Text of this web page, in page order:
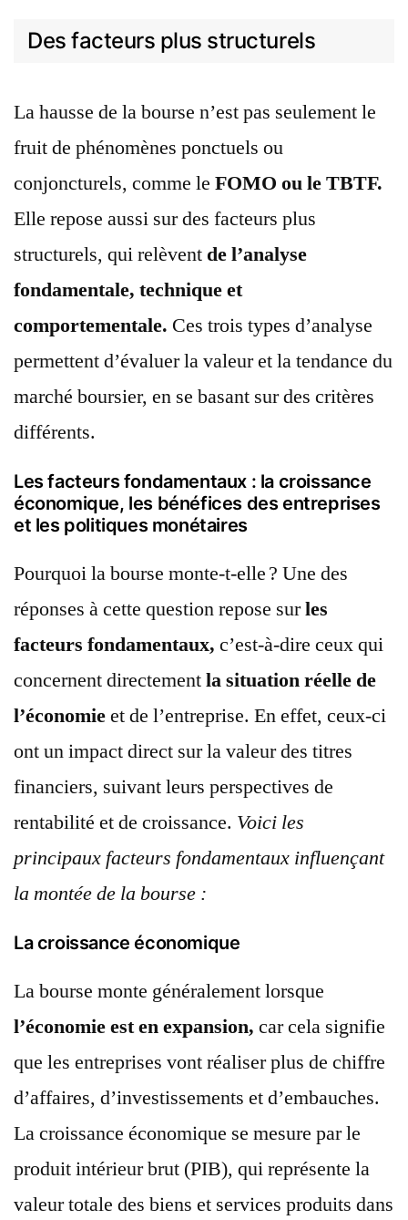
Des facteurs plus structurels
La hausse de la bourse n’est pas seulement le
fruit de phénomènes ponctuels ou
conjoncturels, comme le FOMO ou le TBTF.
Elle repose aussi sur des facteurs plus
structurels, qui relèvent de l’analyse
fondamentale, technique et
comportementale. Ces trois types d’analyse
permettent d’évaluer la valeur et la tendance du
marché boursier, en se basant sur des critères
différents.
Les facteurs fondamentaux : la croissance
économique, les bénéfices des entreprises
et les politiques monétaires
Pourquoi la bourse monte-t-elle ? Une des
réponses à cette question repose surles
facteurs fondamentaux, c’est-à-dire ceux qui
concernent directementla situation réelle de
l’économieet de l’entreprise. En effet, ceux-ci
ont un impact direct sur la valeur des titres
financiers, suivant leurs perspectives de
rentabilité et de croissance. Voici les
principaux facteurs fondamentaux influençant
la montée de la bourse :
La croissance économique
La bourse monte généralement lorsque
l’économie est en expansion, car cela signifie
que les entreprises vont réaliser plus de chiffre
d’affaires, d’investissements et d’embauches.
La croissance économique se mesure par le
produit intérieur brut (PIB), qui représente la
valeur totale des biens et services produits dans